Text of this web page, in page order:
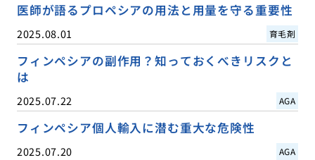
医師が語るプロペシアの用法と用量を守る重要性
2025.08.01 育毛剤
フィンペシアの副作用？知っておくべきリスクと
は
2025.07.22 AGA
フィンペシア個人輸入に潜む重大な危険性
2025.07.20 AGA